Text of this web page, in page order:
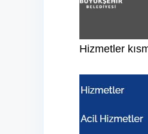
Hizmetler